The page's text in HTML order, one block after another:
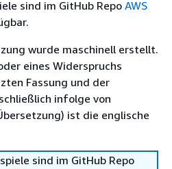
sind im GitHub Repo AWS
wurde maschinell erstellt.
eines Widerspruchs
Fassung und der
infolge von
ist die englische
sind im GitHub Repo